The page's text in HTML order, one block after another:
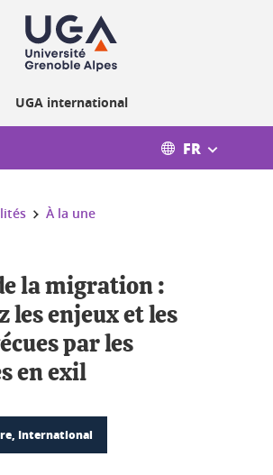
UGA international
principal FR
À la une
la migration :
les enjeux et les
par les
en exil
International